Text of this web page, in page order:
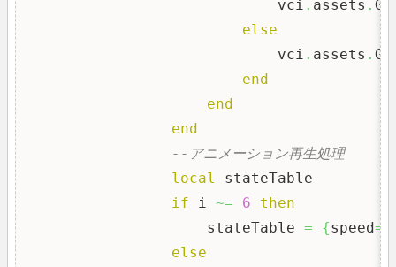
                            vci
. assets .
else
                            vci
. assets .
end
end
end
--アニメーション再生処理
local
stateTable
if i ~= 6
then
                    stateTable
= {speed=
else